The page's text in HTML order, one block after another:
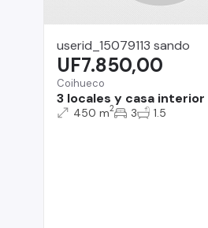
userid_15079113 sando
Coihueco
3 locales y casa interior
UF7.850,00
450 m2 3 1.5